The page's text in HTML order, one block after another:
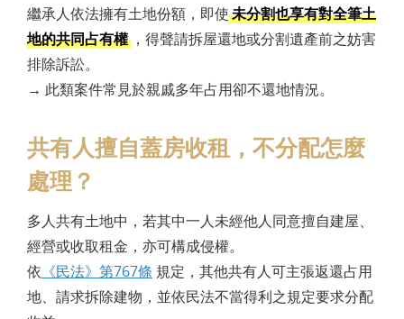
繼承人依法擁有土地份額，即使未分割也享有對全筆土
地的共同占有權 ，得聲請拆屋還地或分割遺產前之妨害
排除訴訟。
→ 此類案件常見於親戚多年占用卻不還地情況。
共有人擅自蓋房收租，不分配怎麼
處理？
多人共有土地中，若其中一人未經他人同意擅自建屋、
經營或收取租金，亦可構成侵權。
依 《民法》第767條 規定，其他共有人可主張返還占用
地、請求拆除建物，並依民法不當得利之規定要求分配